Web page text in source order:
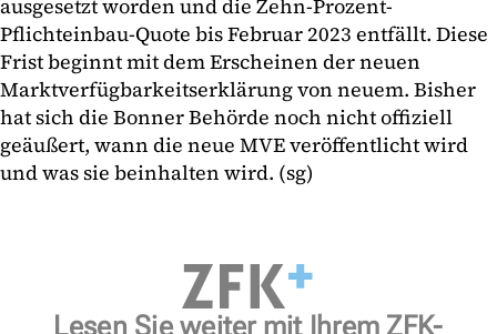
ausgesetzt worden und die Zehn-Prozent-
Pflichteinbau-Quote bis Februar 2023 entfällt. Diese
Frist beginnt mit dem Erscheinen der neuen
Marktverfügbarkeitserklärung von neuem. Bisher
hat sich die Bonner Behörde noch nicht offiziell
geäußert, wann die neue MVE veröffentlicht wird
und was sie beinhalten wird. (sg)
Lesen Sie weiter mit Ihrem ZFK-